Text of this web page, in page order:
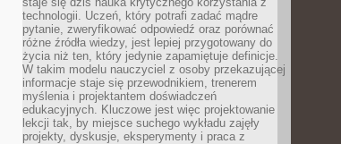
technologii. Uczeń, który potrafi zadać mądre
pytanie, zweryfikować odpowiedź oraz porównać
różne źródła wiedzy, jest lepiej przygotowany do
życia niż ten, który jedynie zapamiętuje definicje.
W takim modelu nauczyciel z osoby przekazującej
informacje staje się przewodnikiem, trenerem
myślenia i projektantem doświadczeń
edukacyjnych. Kluczowe jest więc projektowanie
lekcji tak, by miejsce suchego wykładu zajęły
projekty, dyskusje, eksperymenty i praca z